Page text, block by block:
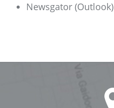
Newsgator (Outlook)